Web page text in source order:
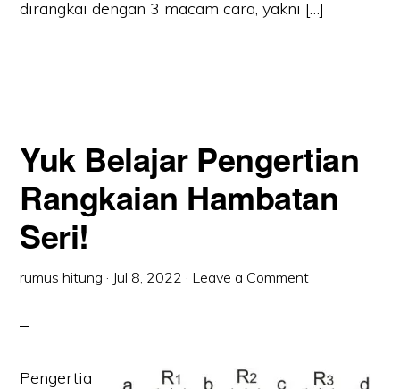
dirangkai dengan 3 macam cara, yakni […]
Yuk Belajar Pengertian
Rangkaian Hambatan
Seri!
rumus hitung · Jul 8, 2022 · Leave a Comment
Pengertia